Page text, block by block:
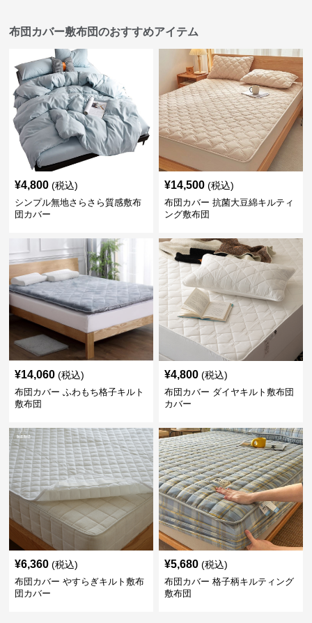
布団カバー敷布団のおすすめアイテム
¥4,800 (税込)
シンプル無地さらさら質感敷布
団カバー
¥14,500 (税込)
布団カバー 抗菌大豆綿キルティ
ング敷布団
¥14,060 (税込)
布団カバー ふわもち格子キルト
敷布団
¥4,800 (税込)
布団カバー ダイヤキルト敷布団
カバー
¥6,360 (税込)
布団カバー やすらぎキルト敷布
団カバー
¥5,680 (税込)
布団カバー 格子柄キルティング
敷布団